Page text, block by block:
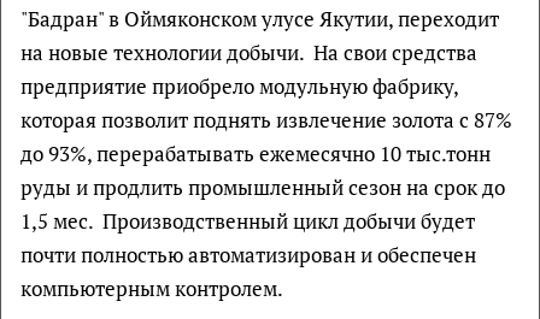
"Бадран" в Оймяконском улусе Якутии, переходит
на новые технологии добычи. На свои средства
предприятие приобрело модульную фабрику,
которая позволит поднять извлечение золота с 87%
до 93%, перерабатывать ежемесячно 10 тыс.тонн
руды и продлить промышленный сезон на срок до
1,5 мес. Производственный цикл добычи будет
почти полностью автоматизирован и обеспечен
компьютерным контролем.